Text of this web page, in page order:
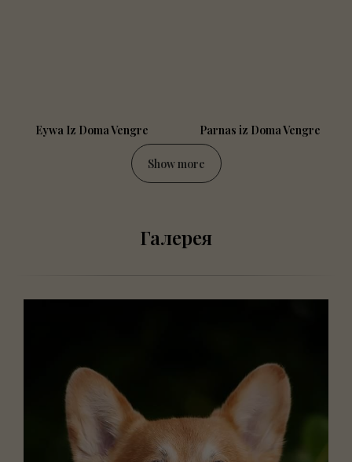
Eywa Iz Doma Vengre Parnas iz Doma Vengre
Show more
Галерея